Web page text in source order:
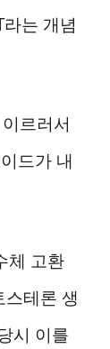
는 개념
르러서
드가 내
체 고환
스테론 생
시 이를